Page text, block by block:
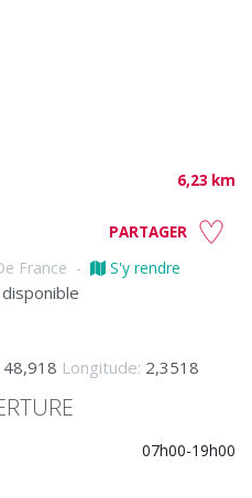
6,23 km
PARTAGER
France - S'y rendre
48,918 Longitude: 2,3518
07h00-19h00